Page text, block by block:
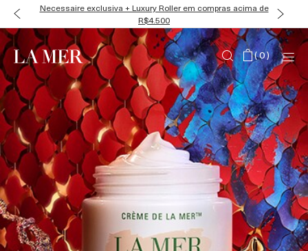
Necessaire exclusiva + Luxury Roller em compras acima de
R$4.500
(0)